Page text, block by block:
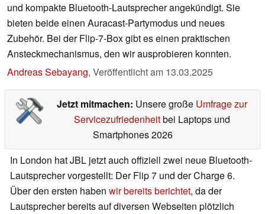
und kompakte Bluetooth-Lautsprecher angekündigt. Sie
bieten beide einen Auracast-Partymodus und neues
Zubehör. Bei der Flip-7-Box gibt es einen praktischen
Ansteckmechanismus, den wir ausprobieren konnten.
Andreas Sebayang, Veröffentlicht am 13.03.2025
Jetzt mitmachen: Unsere große Umfrage zur
Servicezufriedenheitbei Laptops und
Smartphones 2026
In London hat JBL jetzt auch offiziell zwei neue Bluetooth-
Lautsprecher vorgestellt: Der Flip 7 und der Charge 6.
Über den ersten haben wir bereits berichtet, da der
Lautsprecher bereits auf diversen Webseiten plötzlich